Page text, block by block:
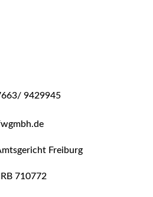
9429945
Freiburg
710772